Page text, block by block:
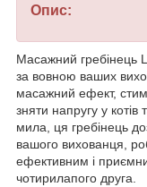
Опис:
Масажний гребінець
за вовною ваших
масажний ефект,
зняти напругу у
мила, ця гребінець
вашого вихованця,
ефективним і
чотирилапого друга.